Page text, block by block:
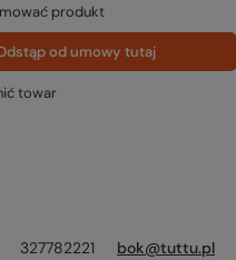
produkt
od umowy tutaj
towar
327782221 bok@tuttu.pl